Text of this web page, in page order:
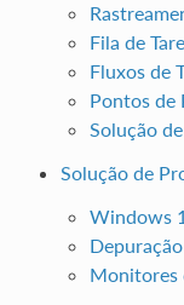
Fila de
Fluxos de
Pontos de
Solução
Solução de
Windows
Monitores